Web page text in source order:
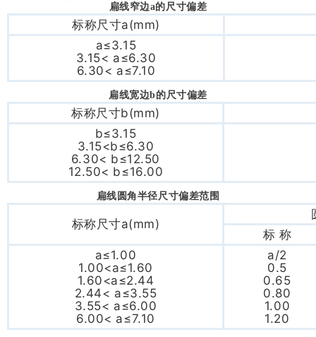
扁线窄边a的尺寸偏差
标称尺寸a(mm)
a≤3.15
3.15< a≤6.30
6.30< a≤7.10
扁线宽边b的尺寸偏差
标称尺寸b(mm)
b≤3.15
3.15<b≤6.30
6.30< b≤12.50
12.50< b≤16.00
扁线圆角半径尺寸偏差范围
标称尺寸a(mm)
标 称
a≤1.00
1.00<a≤1.60
1.60<a≤2.44
2.44< a≤3.55
3.55< a≤6.00
6.00< a≤7.10
a/2
0.5
0.65
0.80
1.00
1.20